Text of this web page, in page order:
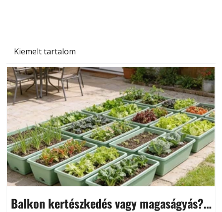
Kiemelt tartalom
Balkon kertészkedés vagy magaságyás?